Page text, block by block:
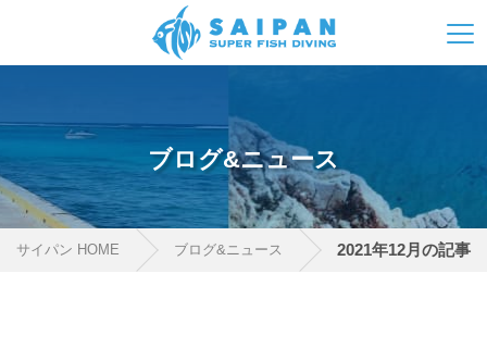
ブログ&ニュース
サイパン HOME ブログ&ニュース 2021年12月の記事